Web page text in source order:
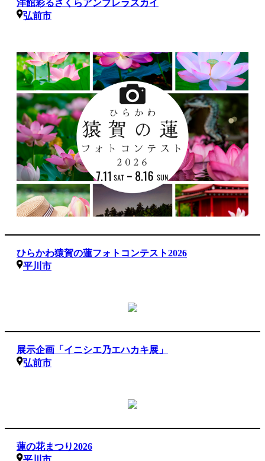
洋館彩るさくらアンブレラスカイ
弘前市
ひらかわ猿賀の蓮フォトコンテスト2026
平川市
展示企画「イニシエ乃エハカキ展」
弘前市
蓮の花まつり2026